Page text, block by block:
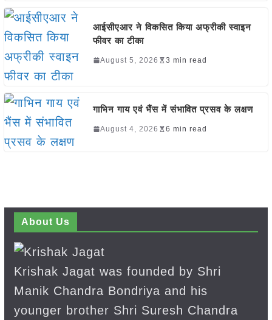
आईसीएआर ने विकसित किया अफ्रीकी स्वाइन
फीवर का टीका
August 5, 2026 3 min read
गाभिन गाय एवं भैंस में संभावित प्रसव के लक्षण
August 4, 2026 6 min read
About Us
Krishak Jagat was founded by Shri
Manik Chandra Bondriya and his
younger brother Shri Suresh Chandra